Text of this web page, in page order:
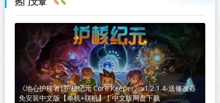
热门文章
《地心护核者|护核纪元 Core Keeper》v1.2.1.4-送修改器
免安装中文版【单机+联机】丨中文版网盘下载